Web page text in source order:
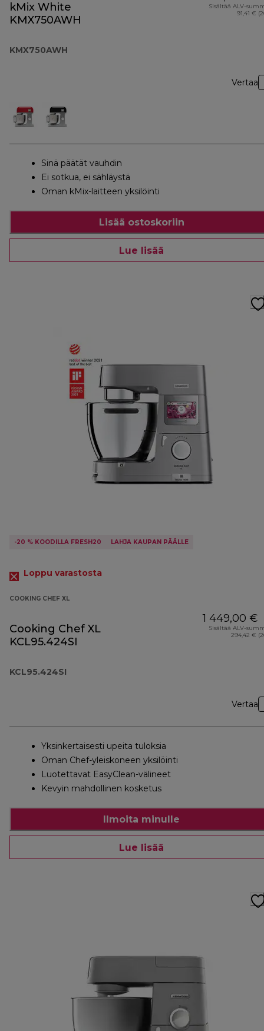
kMix White
KMX750AWH
KMX750AWH
Sisältää ALV-
91,41 €
Vertaa
Sinä päätät vauhdin
Ei sotkua, ei sähläystä
Oman kMix-laitteen yksilöinti
Lisää ostoskoriin
Lue lisää
-20 % KOODILLA FRESH20 LAHJA KAUPAN PÄÄLLE
Loppu varastosta
COOKING CHEF XL
Cooking Chef XL
KCL95.424SI
KCL95.424SI
1 449,00 €
Sisältää ALV-
294,42 €
Vertaa
Yksinkertaisesti upeita tuloksia
Oman Chef-yleiskoneen yksilöinti
Luotettavat EasyClean-välineet
Kevyin mahdollinen kosketus
Ilmoita minulle
Lue lisää